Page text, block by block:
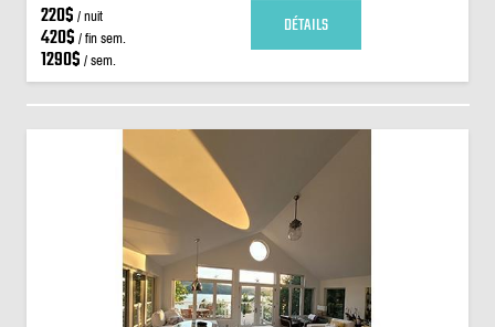
220$ / nuit
420$ / fin sem.
1290$ / sem.
DÉTAILS